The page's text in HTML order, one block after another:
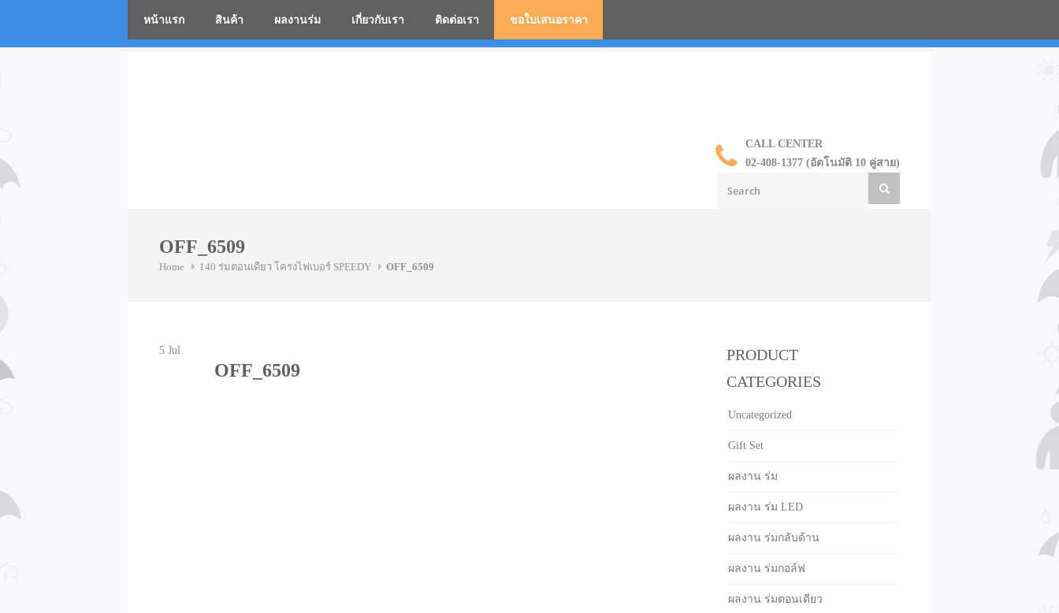
CALL CENTER
02-408-1377 (อัตโนมัติ 10 คู่สาย)
หน้าแรก สินค้า ผลงานร่ม เกี่ยวกับเรา ติดต่อเรา ขอใบเสนอราคา
OFF_6509
Home 140 ร่มตอนเดียว โครงไฟเบอร์ SPEEDY OFF_6509
5 Jul
OFF_6509
PRODUCT
CATEGORIES
Uncategorized
Gift Set
ผลงาน ร่ม
ผลงาน ร่ม LED
ผลงาน ร่มกลับด้าน
ผลงาน ร่มกอล์ฟ
ผลงาน ร่มตอนเดียว
โรงงานร่มสกรีนโลโก้ ร่มพรีเมี่ยม ร่มตอนเดียว ร่มกอล์ฟ ร่มกลับด้าน ราคาส่ง